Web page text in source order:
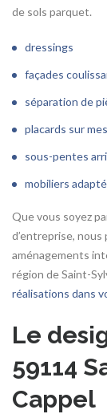
de sols parquet.
dressings
façades
séparation de
placards sur
sous-pentes
mobiliers
Que vous soyez
d’entreprise,
aménagements
région de Saint-
réalisations dans
Le
59114
Cappel